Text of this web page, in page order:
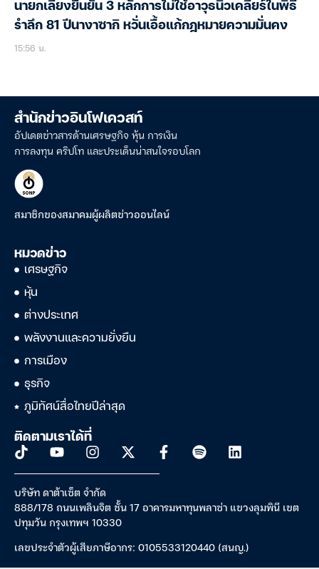
นายกเลี่ยงยืนยัน 3 หลักการไม่ใช้อาวุธนิวเคลียร์ในพิธี
รำลึก 81 ปีนางาซากิ หวั่นเอื้อแก้กฎหมายความมั่นคง
15:56 น.
สำนักข่าวอินโฟเควสท์
อัปเดตข่าวสารด้านเศรษฐกิจ หุ้น การเงิน
การลงทุน คริปโท และประเด็นน่าสนใจรอบโลก
สมาชิกของสมาคมผู้ผลิตข่าวออนไลน์
หมวดข่าว
เศรษฐกิจ
หุ้น
ต่างประเทศ
พลังงานและความยั่งยืน
การเมือง
ธุรกิจ
ภูมิทัศน์สื่อไทยปีล่าสุด
ติดตามเราได้ที่
บริษัท ดาต้าเซ็ต จำกัด
888/178 ถนนเพลินจิต ชั้น 17 อาคารมหาทุนพลาซ่า แขวงลุมพินี เขต
ปทุมวัน กรุงเทพฯ 10330
เลขประจำตัวผู้เสียภาษีอากร: 0105533120440 (สนญ.)